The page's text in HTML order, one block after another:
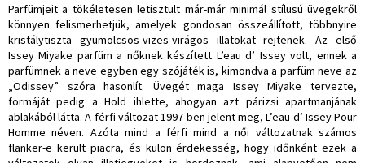
Parfümjeit a tökéletesen letisztult már-már minimál stílusú üvegekről
könnyen felismerhetjük, amelyek gondosan összeállított, többnyire
kristálytiszta gyümölcsös-vizes-virágos illatokat rejtenek. Az első
Issey Miyake parfüm a nőknek készített L’eau d’ Issey volt, ennek a
parfümnek a neve egyben egy szójáték is, kimondva a parfüm neve az
„Odissey” szóra hasonlít. Üvegét maga Issey Miyake tervezte,
formáját pedig a Hold ihlette, ahogyan azt párizsi apartmanjának
ablakából látta. A férfi változat 1997-ben jelent meg, L’eau d’ Issey Pour
Homme néven. Azóta mind a férfi mind a női változatnak számos
flanker-e került piacra, és külön érdekesség, hogy időnként ezek a